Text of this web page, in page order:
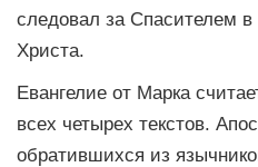
следовал за Спасителем в
Христа.
Евангелие от Марка
всех четырех текстов.
обратившихся из